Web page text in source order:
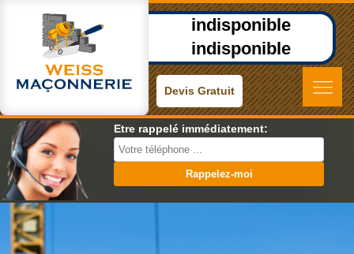
indisponible
indisponible
Devis Gratuit
Etre rappelé immédiatement: